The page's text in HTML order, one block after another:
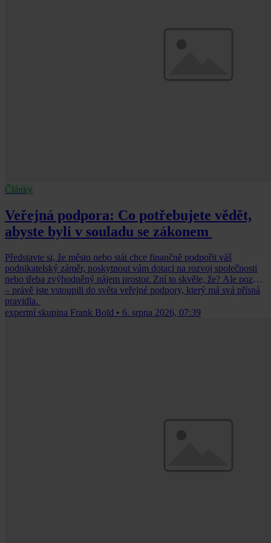
Články
Veřejná podpora: Co potřebujete vědět,
abyste byli v souladu se zákonem
Představte si, že město nebo stát chce finančně podpořit váš
podnikatelský záměr, poskytnout vám dotaci na rozvoj společnosti
nebo třeba zvýhodněný nájem prostor. Zní to skvěle, že? Ale pozor
– právě jste vstoupili do světa veřejné podpory, který má svá přísná
pravidla.
expertní skupina Frank Bold • 6. srpna 2026, 07:39